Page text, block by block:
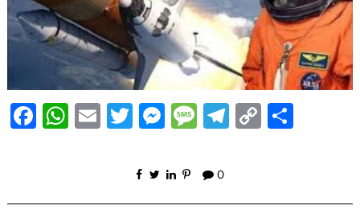
Facebook
WhatsApp
EmailTwitter
Messenger
Message
Telegram
Copy
0